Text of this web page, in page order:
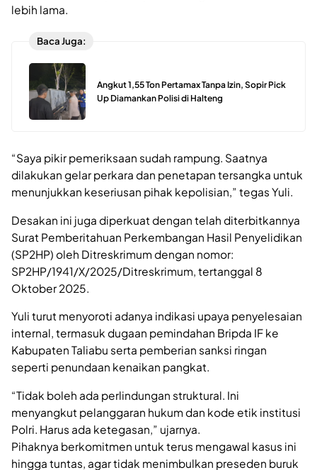
lebih lama.
Baca Juga:
Angkut 1,55 Ton Pertamax Tanpa Izin, Sopir Pick
Up Diamankan Polisi di Halteng
“Saya pikir pemeriksaan sudah rampung. Saatnya
dilakukan gelar perkara dan penetapan tersangka untuk
menunjukkan keseriusan pihak kepolisian,” tegas Yuli.
Desakan ini juga diperkuat dengan telah diterbitkannya
Surat Pemberitahuan Perkembangan Hasil Penyelidikan
(SP2HP) oleh Ditreskrimum dengan nomor:
SP2HP/1941/X/2025/Ditreskrimum, tertanggal 8
Oktober 2025.
Yuli turut menyoroti adanya indikasi upaya penyelesaian
internal, termasuk dugaan pemindahan Bripda IF ke
Kabupaten Taliabu serta pemberian sanksi ringan
seperti penundaan kenaikan pangkat.
“Tidak boleh ada perlindungan struktural. Ini
menyangkut pelanggaran hukum dan kode etik institusi
Polri. Harus ada ketegasan,” ujarnya.
Pihaknya berkomitmen untuk terus mengawal kasus ini
hingga tuntas, agar tidak menimbulkan preseden buruk